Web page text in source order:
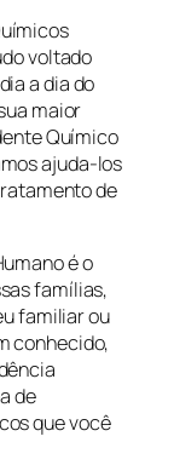
voltado
a dia do
maior
Químico
ajuda-los
de
é o
famílias,
familiar ou
conhecido,
de
que você